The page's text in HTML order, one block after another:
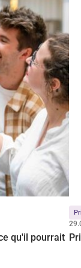
qu'il pourrait